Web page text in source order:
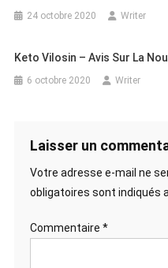
24 octobre 2020 Writer
Keto Vilosin – Avis Sur La
6 octobre 2020 Writer
Laisser un
Votre adresse e-mail ne
obligatoires sont indiqués
Commentaire *